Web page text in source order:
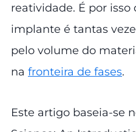
reatividade. É por isso
implante é tantas
pelo volume do
na fronteira de fases.
Este artigo baseia-se